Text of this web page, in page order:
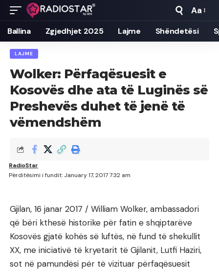
Font
Resizer
Aa
Ballina Zgjedhjet 2025 Lajme Shëndetësi
LAJME
Wolker: Përfaqësuesit e
Kosovës dhe ata të Luginës së
Preshevës duhet të jenë të
vëmendshëm
Përditësimi i fundit: January 17, 2017 7:32 am
RadioStar
Gjilan, 16 janar 2017 / William Wolker, ambassadori
që bëri kthesë historike për fatin e shqiptarëve
Kosovës gjatë kohës së luftës, në fund të shekullit
XX, me iniciativë të kryetarit të Gjilanit, Lutfi Haziri,
sot në pamundësi për të vizituar përfaqësuesit